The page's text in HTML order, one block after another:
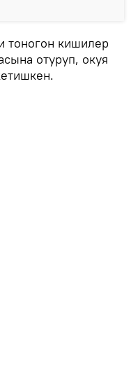
тоногон кишилер
отуруп, окуя